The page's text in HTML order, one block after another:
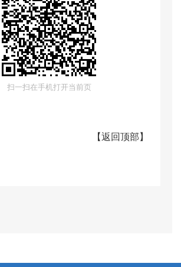
二）依申请公开政府信息
年，独山子区卫生健康
收到因政府信息公开产生
扫一扫在手机打开当前页
【返回顶部 】